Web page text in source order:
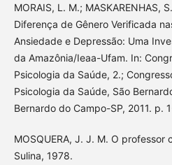
MORAIS, L. M.; MASKARENHAS,
Diferença de Gênero Verificada
Ansiedade e Depressão: Uma
da Amazônia/Ieaa-Ufam. In:
Psicologia da Saúde, 2.;
Psicologia da Saúde, São
Bernardo do Campo-SP, 2011. p.
MOSQUERA, J. J. M. O professor
Sulina, 1978.